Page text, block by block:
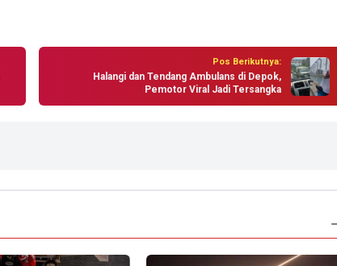
Pos Berikutnya:
Halangi dan Tendang Ambulans di Depok,
Pemotor Viral Jadi Tersangka